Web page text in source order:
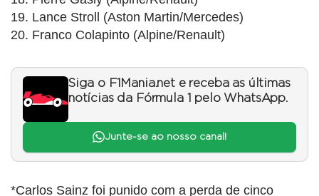
19. Lance Stroll (Aston Martin/Mercedes)
20. Franco Colapinto (Alpine/Renault)
Siga o F1Mania.net e receba as últimas
notícias da Fórmula 1 pelo WhatsApp.
Junte-se ao nosso canal!
*Carlos Sainz foi punido com a perda de cinco